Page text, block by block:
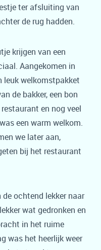
ter afsluiting van
de rug hadden.
krijgen van een
Aangekomen in
leuk welkomstpakket
de bakker, een bon
en nog veel
een warm welkom.
we later aan,
bij het restaurant
ochtend lekker naar
wat gedronken en
in het ruime
was het heerlijk weer